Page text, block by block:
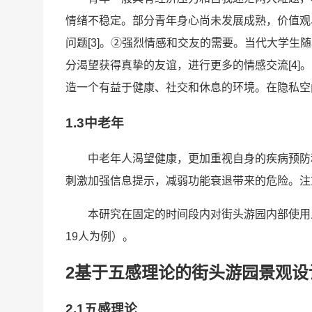
情绪不稳定。部分青年身心尚未发展成熟，价值
问题[3]。②强烈情感和交友的需要。当代大学生
分渴望获得真挚的友谊，进行更多的情感交流[4]
造一个有益于健康、社交和休息的环境。在隐私
1.3中老年
中老年人渴望健康，更加重视自身的疾病预
刺激加强信息提示，减弱功能衰退带来的危险。
本研究在固定的时间段内对街头游园内部使
19人为例）。
2基于五感理论的街头游园景观
2.1五感理论